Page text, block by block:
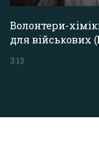
Волонтери-
для військових
3:13